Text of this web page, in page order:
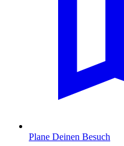
Plane Deinen Besuch